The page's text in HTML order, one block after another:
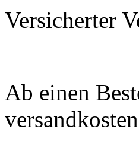
Versicherter
Ab einen